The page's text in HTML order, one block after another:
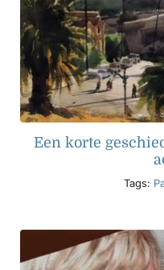
Een korte
Tags: